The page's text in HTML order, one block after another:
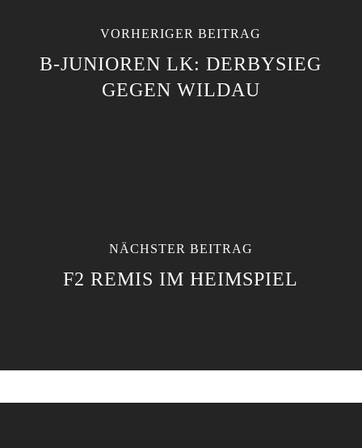
VORHERIGER BEITRAG
B-JUNIOREN LK: DERBYSIEG
GEGEN WILDAU
NÄCHSTER BEITRAG
F2 REMIS IM HEIMSPIEL